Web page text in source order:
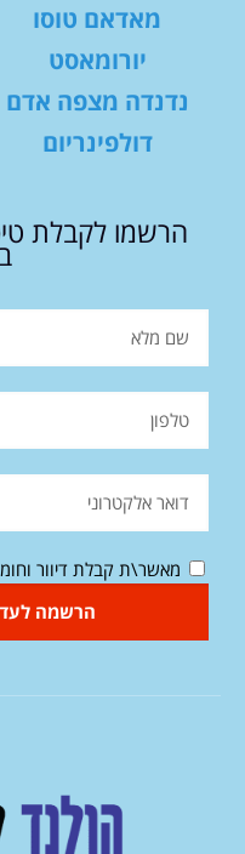
מאדאם טוסו
יורומאסט
נדנדה מצפה אדם
דולפינריום
הרשמו לקבלת
מאשר\ת קבלת דיוור
הרשמה